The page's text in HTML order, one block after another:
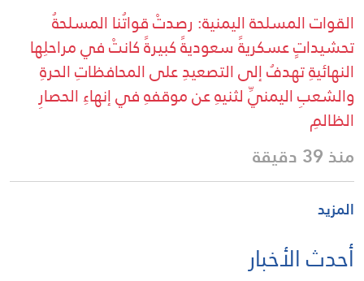
القوات المسلحة اليمنية: رصدتْ قواتُنا المسلحةُ
تحشيداتٍ عسكريةً سعوديةً كبيرةً كانتْ في مراحلِها
النهائيةِ تهدفُ إلى التصعيدِ على المحافظاتِ الحرةِ
والشعبِ اليمنيِّ لثنيهِ عن موقفهِ في إنهاءِ الحصارِ
الظالمِ
منذ 39 دقيقة
المزيد
أحدث الأخبار